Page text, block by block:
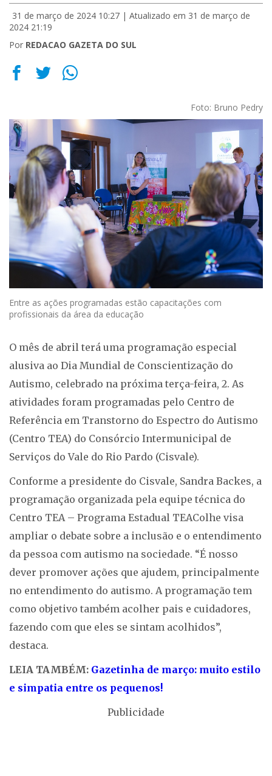
31 de março de 2024 10:27 | Atualizado em 31 de março de
2024 21:19
Por REDACAO GAZETA DO SUL
Foto: Bruno Pedry
Entre as ações programadas estão capacitações com
profissionais da área da educação
O mês de abril terá uma programação especial
alusiva ao Dia Mundial de Conscientização do
Autismo, celebrado na próxima terça-feira, 2. As
atividades foram programadas pelo Centro de
Referência em Transtorno do Espectro do Autismo
(Centro TEA) do Consórcio Intermunicipal de
Serviços do Vale do Rio Pardo (Cisvale).
Conforme a presidente do Cisvale, Sandra Backes, a
programação organizada pela equipe técnica do
Centro TEA – Programa Estadual TEAColhe visa
ampliar o debate sobre a inclusão e o entendimento
da pessoa com autismo na sociedade. “É nosso
dever promover ações que ajudem, principalmente
no entendimento do autismo. A programação tem
como objetivo também acolher pais e cuidadores,
fazendo com que eles se sintam acolhidos”,
destaca.
LEIA TAMBÉM: Gazetinha de março: muito estilo
e simpatia entre os pequenos!
Publicidade